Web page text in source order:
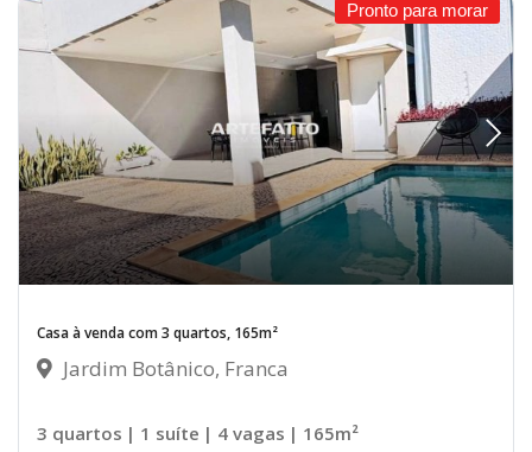
Pronto para morar
Casa à venda com 3 quartos, 165m²
Jardim Botânico, Franca
3 quartos | 1 suíte | 4 vagas | 165m²